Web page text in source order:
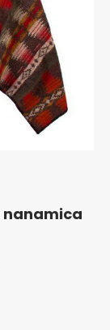
nanamica